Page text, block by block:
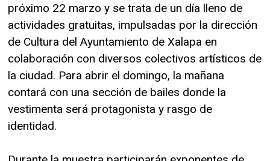
próximo 22 marzo y se trata de un día lleno de
actividades gratuitas, impulsadas por la dirección
de Cultura del Ayuntamiento de Xalapa en
colaboración con diversos colectivos artísticos de
la ciudad. Para abrir el domingo, la mañana
contará con una sección de bailes donde la
vestimenta será protagonista y rasgo de
identidad.